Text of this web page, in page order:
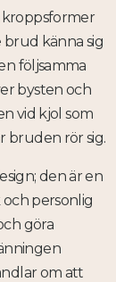
kroppsformer
känna sig
följsamma
bysten och
vid kjol som
bruden rör sig.
den är en
personlig
göra
om att